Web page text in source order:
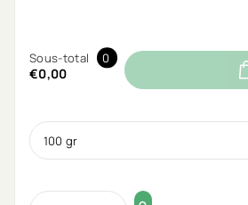
Sous-total 0
€0,00